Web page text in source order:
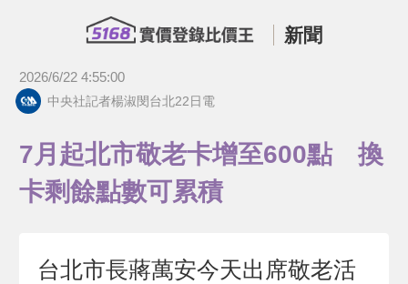
新聞
2026/6/22 4:55:00
中央社記者楊淑閔台北22日電
7月起北市敬老卡增至600點 換
卡剩餘點數可累積
台北市長蔣萬安今天出席敬老活